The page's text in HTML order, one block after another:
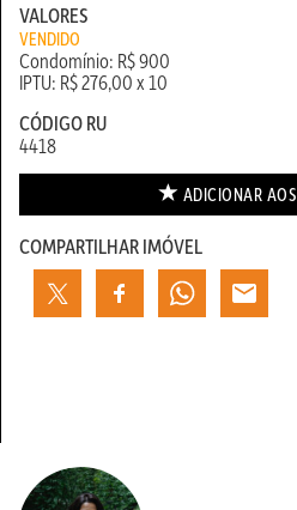
VALORES
VENDIDO
Condomínio: R$ 900
IPTU: R$ 276,00 x 10
CÓDIGO RU
4418
ADICIONAR AOS
COMPARTILHAR IMÓVEL